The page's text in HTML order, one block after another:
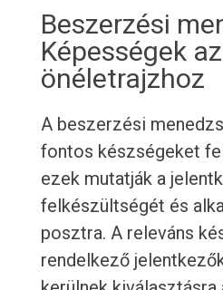
Beszerzési
Képességek az
önéletrajzhoz
A beszerzési
fontos készségeket
ezek mutatják a
felkészültségét és
posztra. A releváns
rendelkező